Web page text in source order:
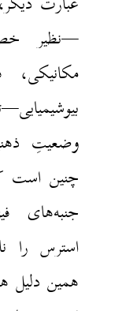
—نظیر
مکانیکی،
وضعیتِ
چنین است
جنبه‌های
استرس را
همین